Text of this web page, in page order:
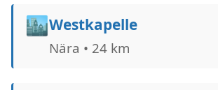
🏙️Westkapelle
Nära • 24 km